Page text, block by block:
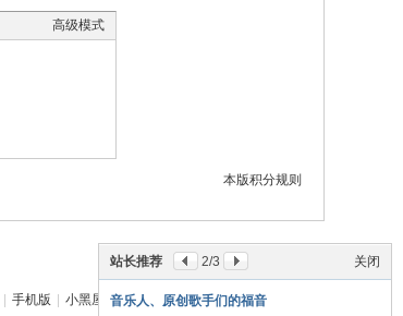
高级模式
本版积分规则
关闭
站长推荐 2/3
音乐人、原创歌手们的福音
| 手机版 | 小黑屋 | 丽音音乐网(粤ICP备18151349号